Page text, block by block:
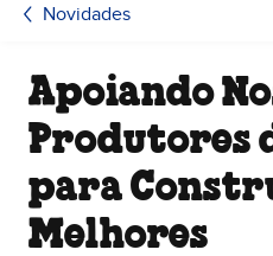
Novidades
Apoiando
Produtores
para
Melhores